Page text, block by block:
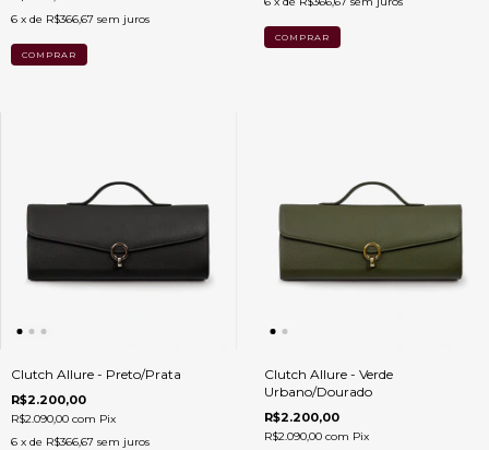
6 x de R$366,67 sem juros
Clutch Allure - Preto/Prata
R$2.200,00
R$2.090,00 com Pix
6 x de R$366,67 sem juros
Clutch Allure - Verde
Urbano/Dourado
R$2.200,00
R$2.090,00 com Pix